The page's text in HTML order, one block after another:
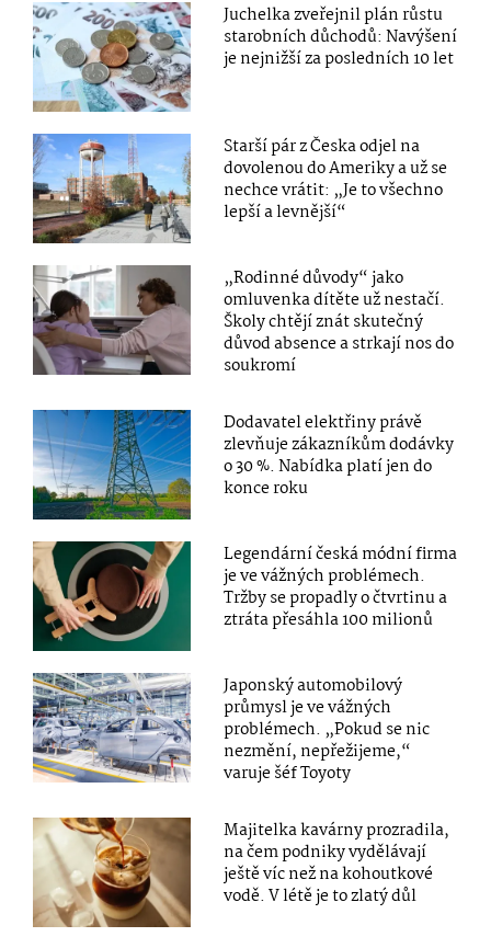
Juchelka zveřejnil plán růstu
starobních důchodů: Navýšení
je nejnižší za posledních 10 let
Starší pár z Česka odjel na
dovolenou do Ameriky a už se
nechce vrátit: „Je to všechno
lepší a levnější“
„Rodinné důvody“ jako
omluvenka dítěte už nestačí.
Školy chtějí znát skutečný
důvod absence a strkají nos do
soukromí
Dodavatel elektřiny právě
zlevňuje zákazníkům dodávky
o 30 %. Nabídka platí jen do
konce roku
Legendární česká módní firma
je ve vážných problémech.
Tržby se propadly o čtvrtinu a
ztráta přesáhla 100 milionů
Japonský automobilový
průmysl je ve vážných
problémech. „Pokud se nic
nezmění, nepřežijeme,“
varuje šéf Toyoty
Majitelka kavárny prozradila,
na čem podniky vydělávají
ještě víc než na kohoutkové
vodě. V létě je to zlatý důl